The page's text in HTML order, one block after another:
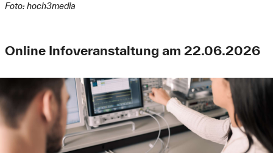
Foto: hoch3media
Online Infoveranstaltung am 22.06.2026